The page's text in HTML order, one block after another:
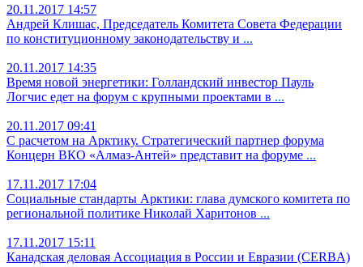
20.11.2017 14:57
Андрей Клишас, Председатель Комитета Совета Федерации
по конституционному законодательству и ...
20.11.2017 14:35
Время новой энергетики: Голландский инвестор Пауль
Логчис едет на форум с крупными проектами в ...
20.11.2017 09:41
С расчетом на Арктику. Стратегический партнер форума
Концерн ВКО «Алмаз-Антей» представит на форуме ...
17.11.2017 17:04
Социальные стандарты Арктики: глава думского комитета по
региональной политике Николай Харитонов ...
17.11.2017 15:11
Канадская деловая Ассоциация в России и Евразии (CERBA)